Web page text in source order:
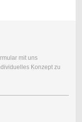
mit uns
Konzept zu